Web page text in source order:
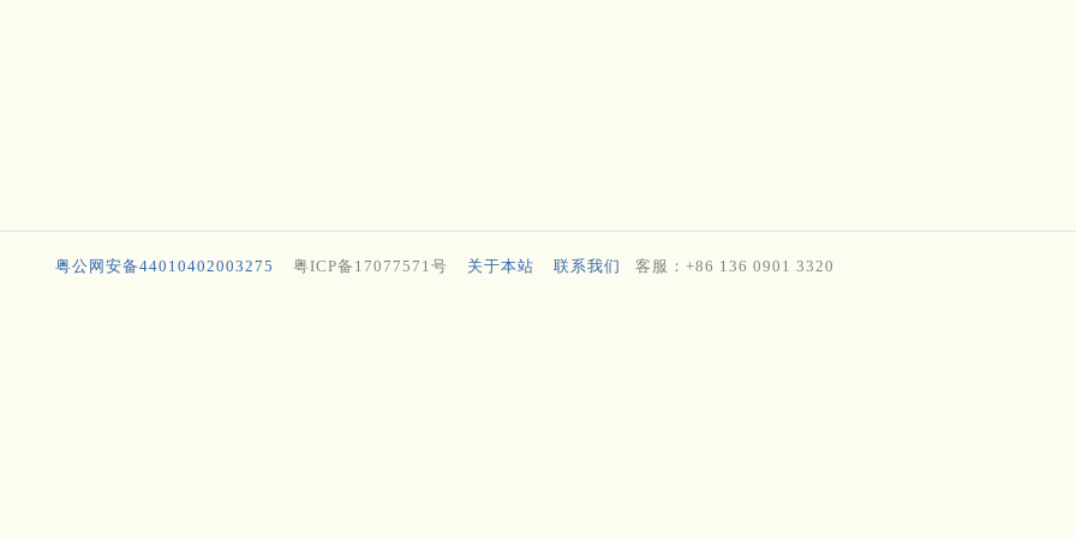
粤公网安备44010402003275 粤ICP备17077571号 关于本站 联系我们 客服：+86 136 0901 3320